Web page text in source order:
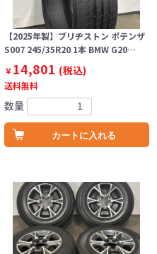
【2025年製】ブリヂストン ポテンザ
S007 245/35R20 1本 BMW G20…
￥14,801 (税込)
送料無料
数量
カートに入れる